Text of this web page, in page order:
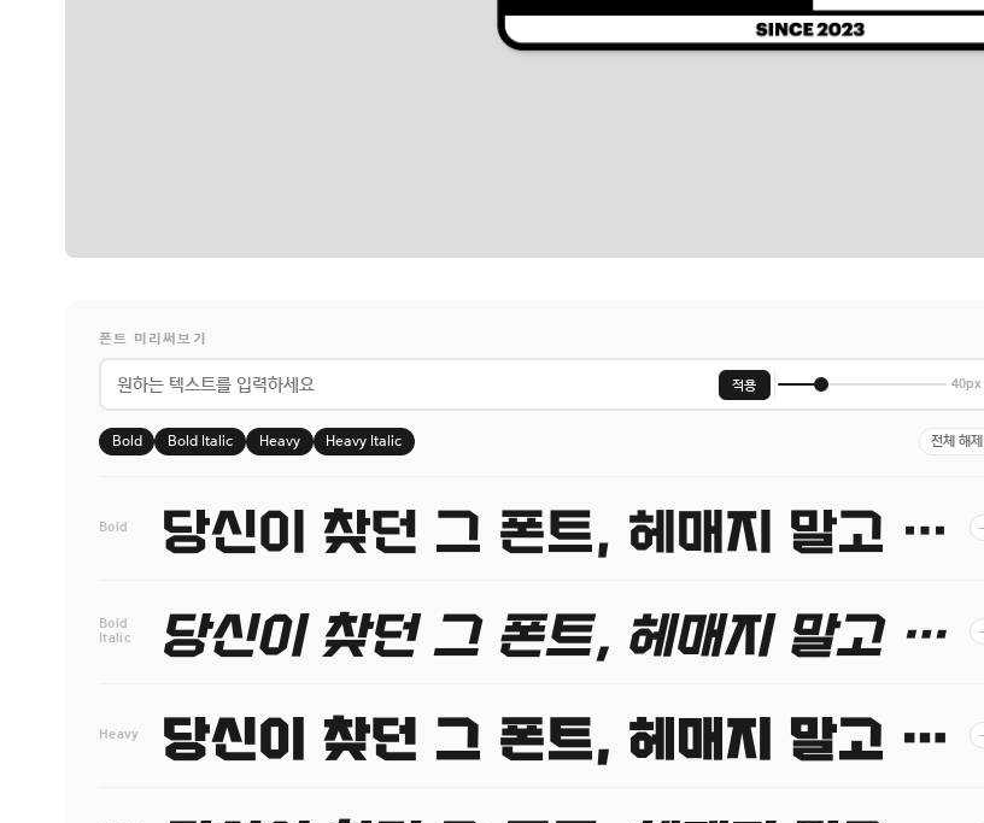
폰트 미리써보기
적용 40px
Bold Bold Italic Heavy Heavy Italic 전체 해제
Bold 당신이 찾던 그 폰트, 헤매지 말고 바로 폰코!
Bold
Italic
당신이 찾던 그 폰트, 헤매지 말고 바로 폰코!
Heavy 당신이 찾던 그 폰트, 헤매지 말고 바로 폰코!